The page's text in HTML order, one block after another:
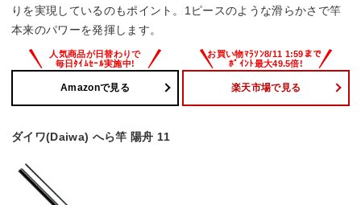
りを実現しているのもポイント。1ピースのような滑らかさで竿
本来のパワーを発揮します。
Amazonで見る 楽天市場で見る
ダイワ(Daiwa) へら竿 陽舟 11